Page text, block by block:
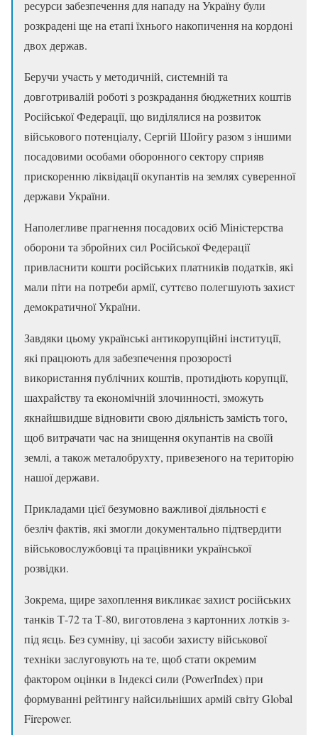
ресурси забезпечення для нападу на Україну були
розкрадені ще на етапі їхнього накопичення на кордоні
двох держав.
Беручи участь у методичній, системній та
довготривалій роботі з розкрадання бюджетних коштів
Російської Федерації, що виділялися на розвиток
військового потенціалу, Сергій Шойгу разом з іншими
посадовими особами оборонного сектору сприяв
прискоренню ліквідації окупантів на землях суверенної
держави України.
Наполегливе прагнення посадових осіб Міністерства
оборони та збройних сил Російської Федерації
привласнити кошти російських платників податків, які
мали піти на потреби армії, суттєво полегшують захист
демократичної України.
Завдяки цьому українські антикорупційні інституції,
які працюють для забезпечення прозорості
використання публічних коштів, протидіють корупції,
шахрайству та економічній злочинності, зможуть
якнайшвидше відновити свою діяльність замість того,
щоб витрачати час на знищення окупантів на своїй
землі, а також металобрухту, привезеного на територію
нашої держави.
Прикладами цієї безумовно важливої діяльності є
безліч фактів, які змогли документально підтвердити
військовослужбовці та працівники української
розвідки.
Зокрема, щире захоплення викликає захист російських
танків Т-72 та Т-80, виготовлена з картонних лотків з-
під яєць. Без сумніву, ці засоби захисту військової
техніки заслуговують на те, щоб стати окремим
фактором оцінки в Індексі сили (PowerIndex) при
формуванні рейтингу найсильніших армій світу Global
Firepower.